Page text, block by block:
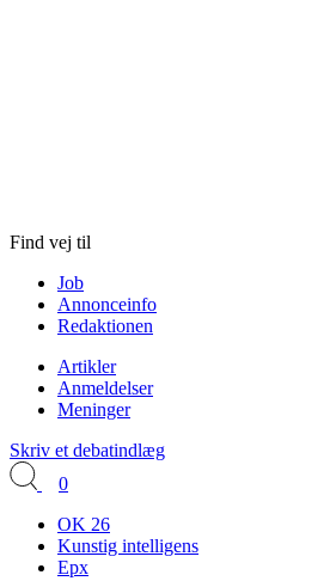
Find vej til
Job
Annonceinfo
Redaktionen
Artikler
Anmeldelser
Meninger
Skriv et debatindlæg
0
OK 26
Kunstig intelligens
Epx